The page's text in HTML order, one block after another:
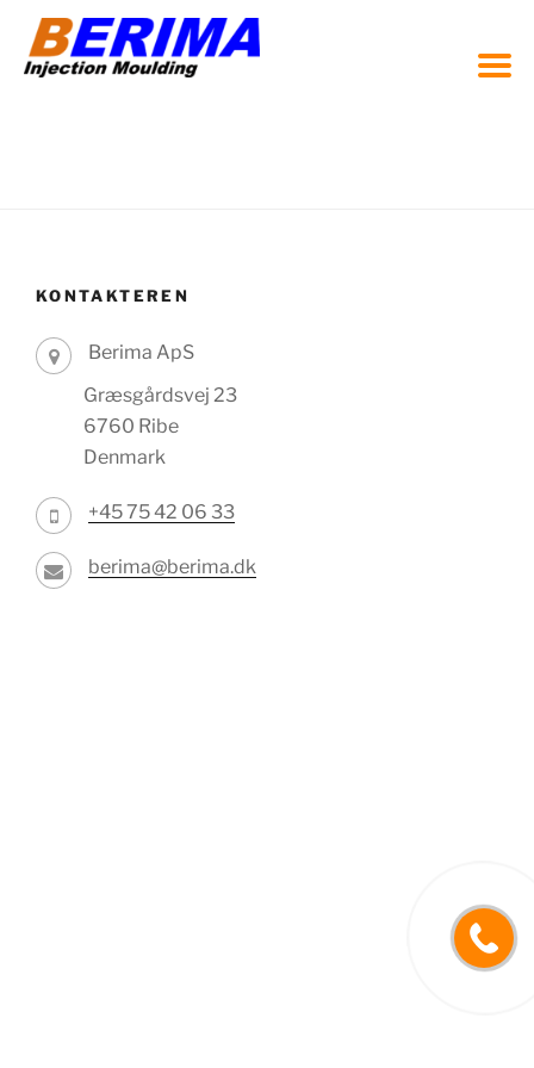
KONTAKTEREN
Berima ApS
Græsgårdsvej 23
6760 Ribe
Denmark
+45 75 42 06 33
berima@berima.dk